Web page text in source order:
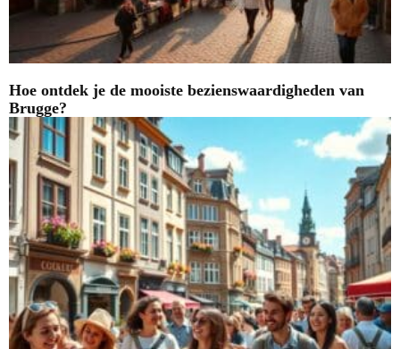
Hoe ontdek je de mooiste bezienswaardigheden van
Brugge?